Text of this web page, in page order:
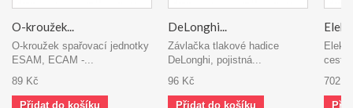
O-kroužek...
O-kroužek spařovací jednotky
ESAM, ECAM -...
89 Kč
Přidat do košíku
DeLonghi...
Závlačka tlakové hadice
DeLonghi, pojistná...
96 Kč
Přidat do košíku
702